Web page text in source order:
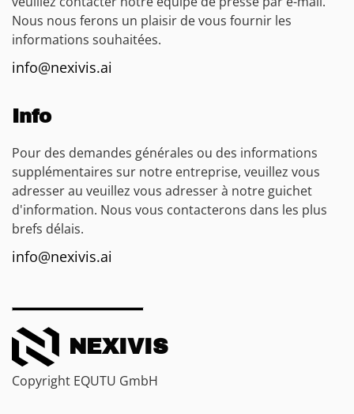
Nous nous ferons un plaisir de vous fournir les
informations souhaitées.
info@nexivis.ai
Info
Pour des demandes générales ou des informations
supplémentaires sur notre entreprise, veuillez vous
adresser au veuillez vous adresser à notre guichet
d'information. Nous vous contacterons dans les plus
brefs délais.
info@nexivis.ai
NEXIVIS
Copyright EQUTU GmbH